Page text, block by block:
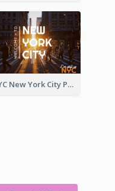
NYC New York City Post Card